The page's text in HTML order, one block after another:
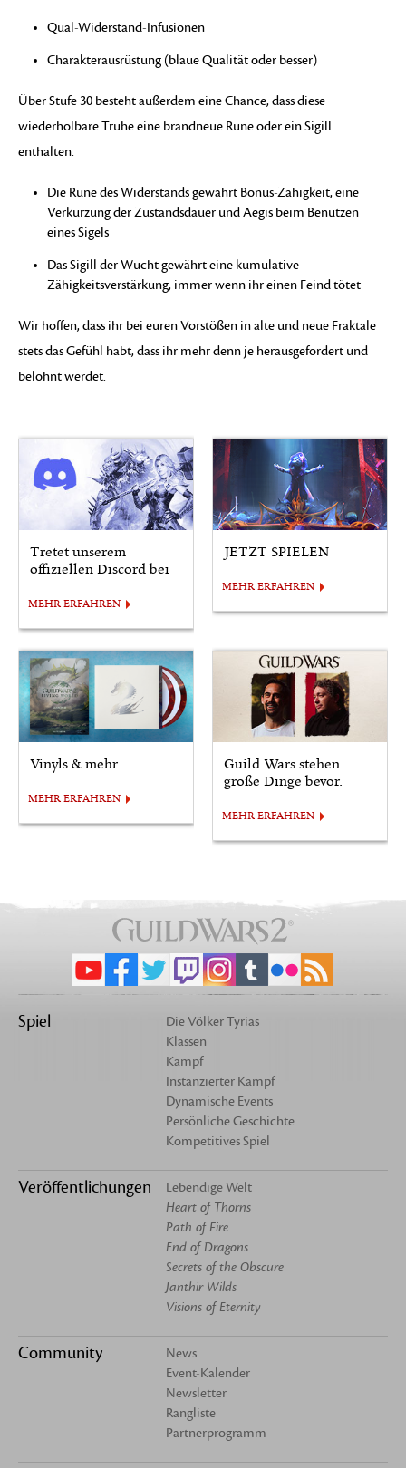
Qual-Widerstand-Infusionen
Charakterausrüstung (blaue Qualität oder besser)
Über Stufe 30 besteht außerdem eine Chance, dass diese
wiederholbare Truhe eine brandneue Rune oder ein Sigill
enthalten.
Die Rune des Widerstands gewährt Bonus-Zähigkeit, eine
Verkürzung der Zustandsdauer und Aegis beim Benutzen
eines Sigels
Das Sigill der Wucht gewährt eine kumulative
Zähigkeitsverstärkung, immer wenn ihr einen Feind tötet
Wir hoffen, dass ihr bei euren Vorstößen in alte und neue Fraktale
stets das Gefühl habt, dass ihr mehr denn je herausgefordert und
belohnt werdet.
Tretet unserem
offiziellen Discord bei
MEHR ERFAHREN
JETZT SPIELEN
MEHR ERFAHREN
Vinyls & mehr
MEHR ERFAHREN
Guild Wars stehen
große Dinge bevor.
MEHR ERFAHREN
Spiel
Die Völker Tyrias
Klassen
Kampf
Instanzierter Kampf
Dynamische Events
Persönliche Geschichte
Kompetitives Spiel
Veröffentlichungen
Lebendige Welt
Heart of Thorns
Path of Fire
End of Dragons
Secrets of the Obscure
Janthir Wilds
Visions of Eternity
Community
News
Event-Kalender
Newsletter
Rangliste
Partnerprogramm